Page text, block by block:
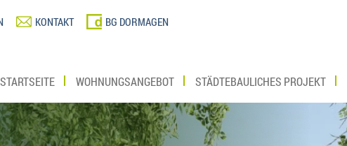
KONTAKT BG DORMAGEN
STARTSEITE WOHNUNGSANGEBOT STÄDTEBAULICHES PROJEKT